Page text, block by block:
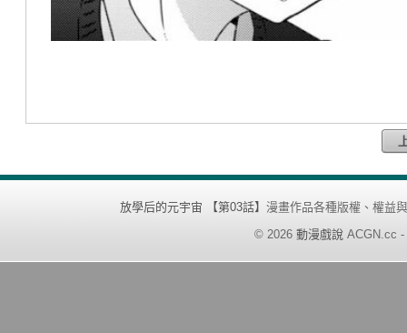
放學后的元宇宙 【第03話】 漫畫作品各種版權、權益
© 2026 動漫戲說 ACGN.cc